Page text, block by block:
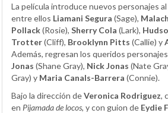
La película introduce nuevos personajes
entre ellos Liamani Segura (Sage),
Pollack(Rosie), Sherry Cola (Lark),
Trotter(Cliff), Brooklynn Pitts (Callie) y
Además, regresan los queridos
Jonas (Shane Gray), Nick Jonas (Nate
Gray) y Maria Canals-Barrera (Connie).
Bajo la dirección deVeronica Rodriguez,
en Pijamada de locos, y con guion de Eydie